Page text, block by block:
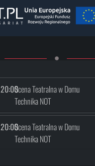
20:00Scena Teatralna w Domu
Technika NOT
20:00Scena Teatralna w Domu
Technika NOT